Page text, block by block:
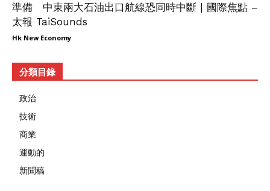
準備 中東兩大石油出口航線恐同時中斷 | 國際焦點 –
太報 TaiSounds
Hk New Economy
分類目錄
政治
技術
商業
運動的
新聞稿